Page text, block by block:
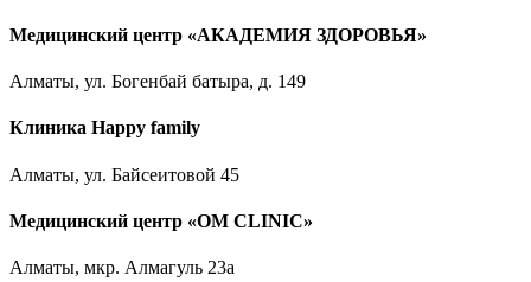
Медицинский центр «АКАДЕМИЯ ЗДОРОВЬЯ»
Алматы, ул. Богенбай батыра, д. 149
Клиника Happy family
Алматы, ул. Байсеитовой 45
Медицинский центр «OM CLINIC»
Алматы, мкр. Алмагуль 23а